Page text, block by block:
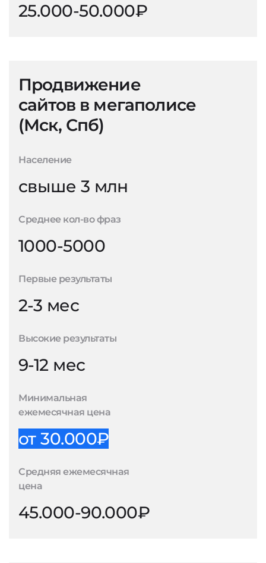
25.000-50.000₽
Продвижение
сайтов в мегаполисе
(Мск, Спб)
Население
свыше 3 млн
Среднее кол-во фраз
1000-5000
Первые результаты
2-3 мес
Высокие результаты
9-12 мес
Минимальная
ежемесячная цена
от 30.000₽
Средняя ежемесячная
цена
45.000-90.000₽